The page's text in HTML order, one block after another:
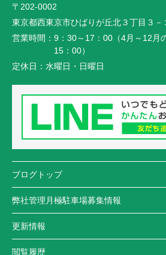
〒202-0002
東京都西東京市ひばりが丘北３丁目３－
営業時間： 9：30～17：00（4月～12月
15：00）
定休日： 水曜日・日曜日
ブログトップ
弊社管理月極駐車場募集情報
更新情報
閲覧履歴